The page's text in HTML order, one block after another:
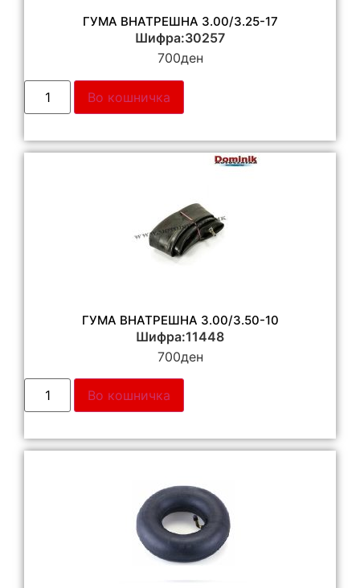
ГУМА ВНАТРЕШНА 3.00/3.25-17
Шифра:30257
700ден
Во кошничка
ГУМА ВНАТРЕШНА 3.00/3.50-10
Шифра:11448
700ден
Во кошничка